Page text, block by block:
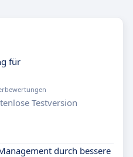
für
Testversion
durch bessere